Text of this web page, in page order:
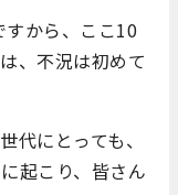
すから、ここ10
、不況は初めて
代にとっても、
起こり、皆さん